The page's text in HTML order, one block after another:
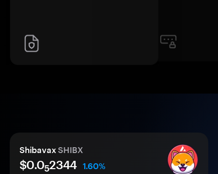
Shibavax SHIBX
$0.052344
1.60%